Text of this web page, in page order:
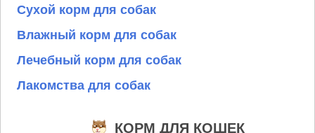
Сухой корм для собак
Влажный корм для собак
Лечебный корм для собак
Лакомства для собак
КОРМ ДЛЯ КОШЕК